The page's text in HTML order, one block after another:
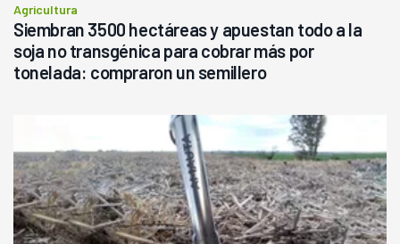
Agricultura
Siembran 3500 hectáreas y apuestan todo a la
soja no transgénica para cobrar más por
tonelada: compraron un semillero